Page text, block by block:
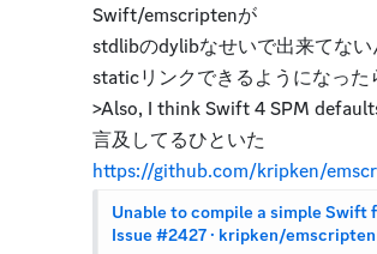
Swift/emscriptenが
stdlibのdylibなせいで出来てない
staticリンクできるようになった
>Also, I think Swift 4 SPM
言及してるひといた
https://github.com/kripken/
Unable to compile a simple Swift
Issue #2427 · kripken/emscripten